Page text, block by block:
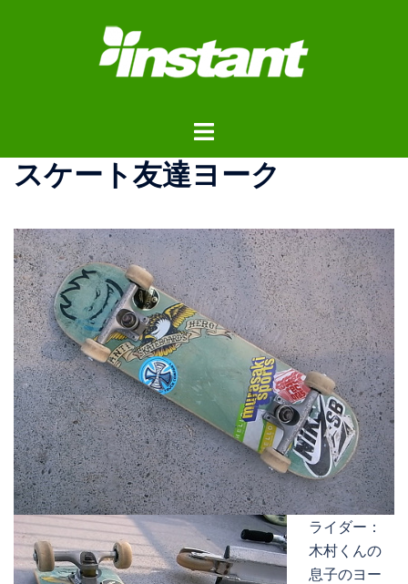
ス
ト
ル
ュ
ー
スケート友達ヨーク
ライダー：
木村くんの
息子のヨー